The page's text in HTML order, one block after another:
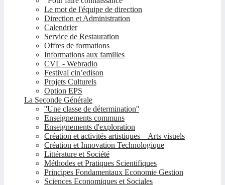
Le mot de l'équipe de direction
Direction et Administration
Calendrier
Service de Restauration
Offres de formations
Informations aux familles
CVL - Webradio
Festival cin’edison
Projets Culturels
Option EPS
La Seconde Générale
''Une classe de détermination''
Enseignements communs
Enseignements d'exploration
Création et activités artistiques – Arts visuels
Création et Innovation Technologique
Littérature et Société
Méthodes et Pratiques Scientifiques
Principes Fondamentaux Economie Gestion
Sciences Economiques et Sociales